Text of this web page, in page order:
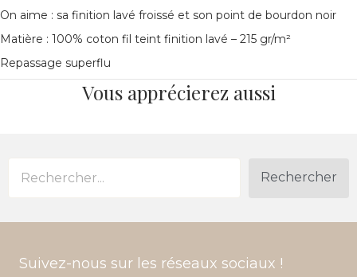
On aime : sa finition lavé froissé et son point de bourdon noir
Matière : 100% coton fil teint finition lavé – 215 gr/m²
Repassage superflu
Vous apprécierez aussi
Rechercher
Suivez-nous sur les réseaux sociaux !